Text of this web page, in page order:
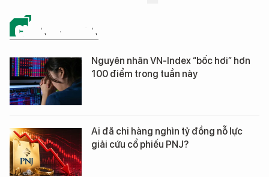
CHỨNG KHOÁN
Nguyên nhân VN-Index “bốc hơi” hơn
100 điểm trong tuần này
Ai đã chi hàng nghìn tỷ đồng nỗ lực
giải cứu cổ phiếu PNJ?